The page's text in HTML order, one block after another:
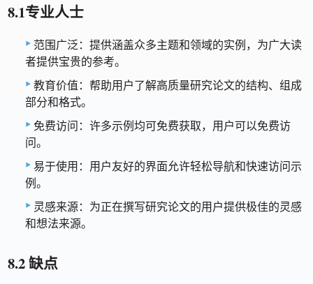
8.1专业人士
范围广泛：提供涵盖众多主题和领域的实例，为广大读
者提供宝贵的参考。
教育价值：帮助用户了解高质量研究论文的结构、组成
部分和格式。
免费访问：许多示例均可免费获取，用户可以免费访
问。
易于使用：用户友好的界面允许轻松导航和快速访问示
例。
灵感来源：为正在撰写研究论文的用户提供极佳的灵感
和想法来源。
8.2 缺点